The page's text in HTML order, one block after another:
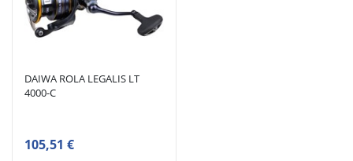
DAIWA ROLA LEGALIS LT
4000-C
105,51 €